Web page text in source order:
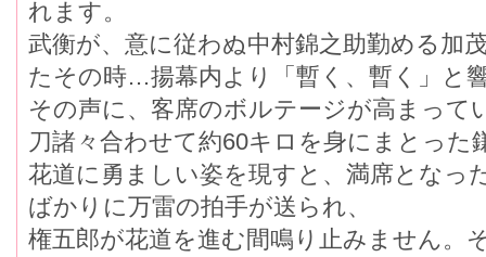
れます。
武衡が、意に従わぬ中村錦之助勤める加
たその時…揚幕内より「暫く、暫く」と
その声に、客席のボルテージが高まって
刀諸々合わせて約60キロを身にまとった
花道に勇ましい姿を現すと、満席となっ
ばかりに万雷の拍手が送られ、
権五郎が花道を進む間鳴り止みません。